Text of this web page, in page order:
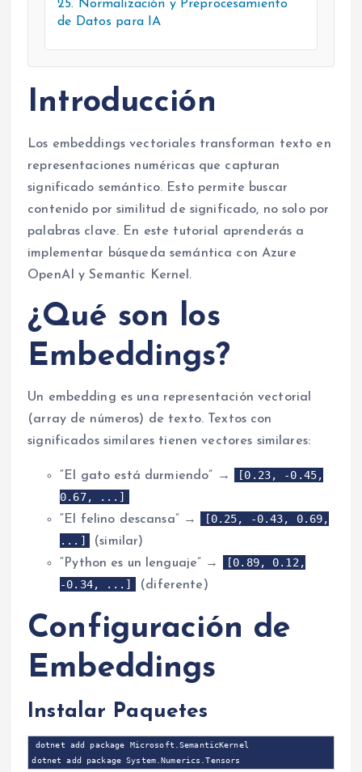
25. Normalización y Preprocesamiento
de Datos para IA
Introducción
Los embeddings vectoriales transforman texto en
representaciones numéricas que capturan
significado semántico. Esto permite buscar
contenido por similitud de significado, no solo por
palabras clave. En este tutorial aprenderás a
implementar búsqueda semántica con Azure
OpenAI y Semantic Kernel.
¿Qué son los
Embeddings?
Un embedding es una representación vectorial
(array de números) de texto. Textos con
significados similares tienen vectores similares:
“El gato está durmiendo” →
[0.23, -0.45,
0.67, ...]
“El felino descansa” →
[0.25, -0.43, 0.69,
...]
(similar)
“Python es un lenguaje” →
[0.89, 0.12,
-0.34, ...]
(diferente)
Configuración de
Embeddings
Instalar Paquetes
dotnet add package Microsoft.SemanticKernel